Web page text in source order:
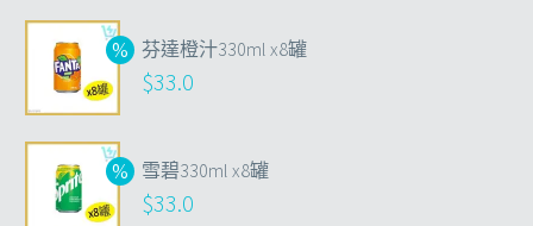
芬達橙汁330ml x8罐
$33.0
雪碧330ml x8罐
$33.0